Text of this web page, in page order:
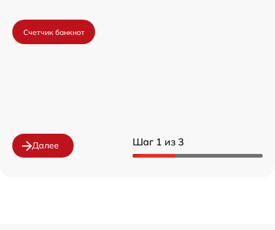
Шаг 1 из 3
Счетчик банкнот
Далее